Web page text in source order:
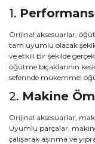
1.
Orijinal aksesuarlar,
tam uyumlu olacak
ve etkili bir şekilde
öğütme bıçaklarının
seferinde mükemmel
2. Makine
Orijinal aksesuarlar,
Uyumlu parçalar,
çalışarak aşınma ve